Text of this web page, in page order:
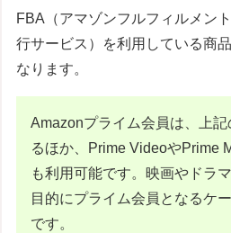
FBA（アマゾンフルフィルメン
行サービス）を利用している商
なります。
Amazonプライム会員は、上
るほか、Prime VideoやPrime
も利用可能です。映画やドラ
目的にプライム会員となるケ
です。